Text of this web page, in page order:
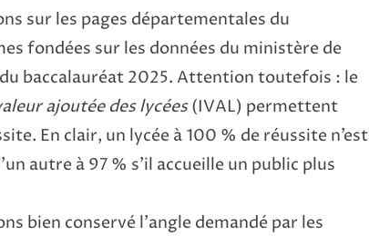
sur les pages départementales du
fondées sur les données du ministère de
baccalauréat 2025. Attention toutefois : le
ajoutée des lycées(IVAL) permettent
En clair, un lycée à 100 % de réussite n’est
autre à 97 % s’il accueille un public plus
bien conservé l’angle demandé par les